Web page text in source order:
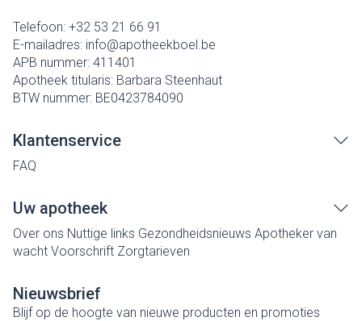
Telefoon: +32 53 21 66 91
E-mailadres: info@apotheekboel.be
APB nummer: 411401
Apotheek titularis: Barbara Steenhaut
BTW nummer: BE0423784090
Klantenservice
FAQ
Uw apotheek
Over ons Nuttige links Gezondheidsnieuws Apotheker van
wacht Voorschrift Zorgtarieven
Nieuwsbrief
Blijf op de hoogte van nieuwe producten en promoties